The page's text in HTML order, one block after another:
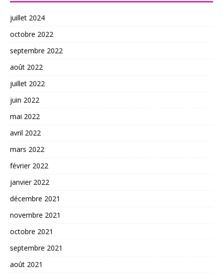
juillet 2024
octobre 2022
septembre 2022
août 2022
juillet 2022
juin 2022
mai 2022
avril 2022
mars 2022
février 2022
janvier 2022
décembre 2021
novembre 2021
octobre 2021
septembre 2021
août 2021